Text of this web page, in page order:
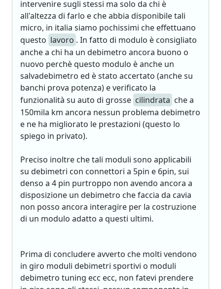
intervenire sugli stessi ma solo da chi è
all'altezza di farlo e che abbia disponibile tali
micro, in italia siamo pochissimi che effettuano
questo lavoro . In fatto di modulo è consigliato
anche a chi ha un debimetro ancora buono o
nuovo perchè questo modulo è anche un
salvadebimetro ed è stato accertato (anche su
banchi prova potenza) e verificato la
funzionalità su auto di grosse cilindrata che a
150mila km ancora nessun problema debimetro
e ne ha migliorato le prestazioni (questo lo
spiego in privato).
Preciso inoltre che tali moduli sono applicabili
su debimetri con connettori a 5pin e 6pin, sui
denso a 4 pin purtroppo non avendo ancora a
disposizione un debimetro che faccia da cavia
non posso ancora interagire per la costruzione
di un modulo adatto a questi ultimi.
Prima di concludere avverto che molti vendono
in giro moduli debimetri sportivi o moduli
debimetro tuning ecc ecc, non fatevi prendere